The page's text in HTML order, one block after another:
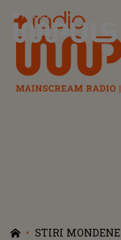
Radio Impuls
STIRI MONDENE